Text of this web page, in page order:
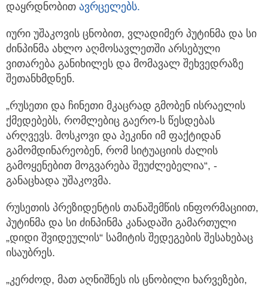
დაყრდნობით ავრცელებს.
იური უშაკოვის ცნობით, ვლადიმერ პუტინმა და სი
ძინპინმა ახლო აღმოსავლეთში არსებული
ვითარება განიხილეს და მომავალ შეხვედრაზე
შეთანხმდნენ.
„რუსეთი და ჩინეთი მკაცრად გმობენ ისრაელის
ქმედებებს, რომლებიც გაერო-ს წესდებას
არღვევს. მოსკოვი და პეკინი იმ ფაქტიდან
გამომდინარეობენ, რომ სიტუაციის ძალის
გამოყენებით მოგვარება შეუძლებელია“, -
განაცხადა უშაკოვმა.
რუსეთის პრეზიდენტის თანაშემწის ინფორმაციით,
პუტინმა და სი ძინპინმა კანადაში გამართული
„დიდი შვიდეულის“ სამიტის შედეგების შესახებაც
ისაუბრეს.
„კერძოდ, მათ აღნიშნეს ის ცნობილი ხარვეზები,